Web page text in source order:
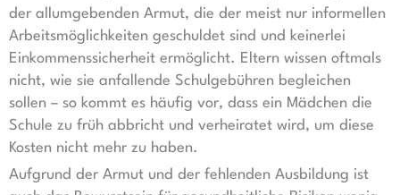
der allumgebenden Armut, die der meist nur informellen
Arbeitsmöglichkeiten geschuldet sind und keinerlei
Einkommenssicherheit ermöglicht. Eltern wissen oftmals
nicht, wie sie anfallende Schulgebühren begleichen
sollen – so kommt es häufig vor, dass ein Mädchen die
Schule zu früh abbricht und verheiratet wird, um diese
Kosten nicht mehr zu haben.
Aufgrund der Armut und der fehlenden Ausbildung ist